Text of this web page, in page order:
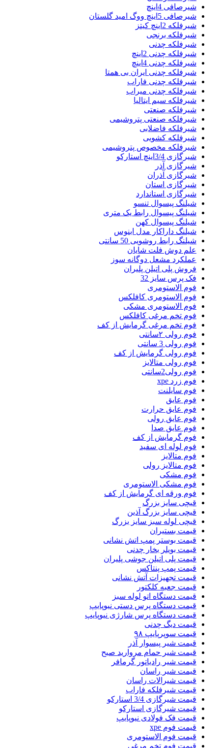
شیرصافی 4اینچ
شیرصافی 5اینچ ووگ امید گلستان
شیرفلکه 2اینچ کیتز
شیرفلکه برنجی
شیرفلکه چدنی
شیرفلکه چدنی 2اینچ
شیرفلکه چدنی 4اینچ
شیرفلکه چدنی ایران بی همتا
شیرفلکه چدنی فاراب
شیرفلکه چدنی میراب
شیرفلکه سیم ایتالیا
شیرفلکه صنعتی
شیرفلکه صنعتی پتروشیمی
شیرفلکه فاضلابی
شیرفلکه کشویی
شیرفلکه مخصوص پتروشیمی
شیرگازی 3/4اینچ استارکو
شیرگازی آذر
شیرگازی آذران
شیرگازی استان
شیرگازی استاندارد
شیلنگ پیسوال تنسو
شیلنگ پیسوال رابط یک متری
شیلنگ پیسوال کهن
شیلنگ داراکار مدل ابنوس
شیلنگ رابط روشویی 50 سانتی
علم دوش فلت شایان
عملکرد مشعل دوگانه سوز
فروش پلی اتیلن پلیران
فک پرس سایز 32
فوم الاستومری
فوم الاستومری کافلکس
فوم الاستومری مشکی
فوم تخم مرغی کافلکس
فوم تخم مرغی گرمایش از کف
فوم رولی ۲سانتی
فوم رولی 3 سانتی
فوم رولی گرمایش از کف
فوم رولی متالایز
فوم رولی2سانتی
فوم زرد xpe
فوم سایلنت
فوم عایق
فوم عایق حرارت
فوم عایق رولی
فوم عایق صدا
فوم گرمایش از کف
فوم لوله ای سفید
فوم متالایز
فوم متالایز رولی
فوم مشکی
فوم مشکی الاستومری
فوم ورقه ای گرمایش از کف
قیچی سایز بزرگ
قیچی سایز بزرگ آذین
قیچی لوله سبز سایز بزرگ
قیمت بستیران
قیمت بوستر پمپ اتش نشانی
قیمت بویلر بخار چدنی
قیمت پلی اتیلن جوشی پلیران
قیمت پمپ پنتاکس
قیمت تجهیزات آتش نشانی
قیمت جعبه کلکتور
قیمت دستگاه اتو لوله سبز
قیمت دستگاه پرس دستی نیوپایپ
قیمت دستگاه پرس شارژی نیوپایپ
قیمت دیگ چدنی
قیمت سوپرپایپ ۹۸
قیمت شیر پیسوار آذر
قیمت شیر حمام مروارید صبح
قیمت شیر رادیاتور گرمافر
قیمت شیر راسان
قیمت شیرالات راسان
قیمت شیرفلکه فاراب
قیمت شیرگازی 3/4 استارکو
قیمت شیرگازی استارکو
قیمت فک فولادی نیوپایپ
قیمت فوم xpe
قیمت فوم الاستومری
قیمت فوم تخم مرغی